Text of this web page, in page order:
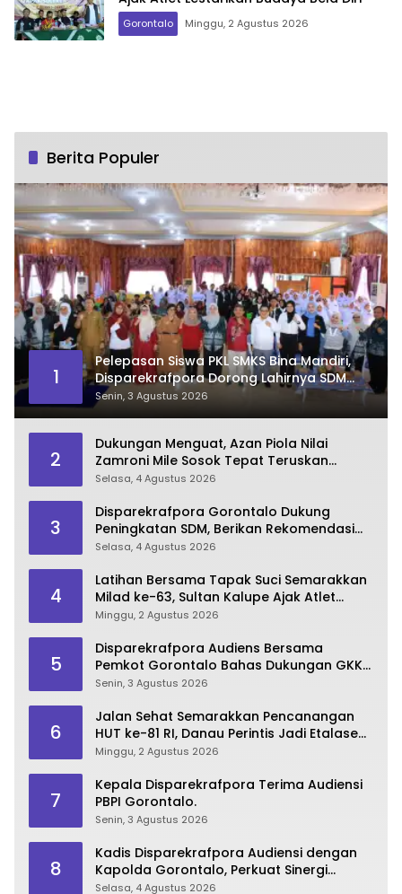
Gorontalo Minggu, 2 Agustus 2026
Berita Populer
1
Pelepasan Siswa PKL SMKS Bina Mandiri,
Disparekrafpora Dorong Lahirnya SDM
Pariwisata Unggul
Senin, 3 Agustus 2026
2
Dukungan Menguat, Azan Piola Nilai
Zamroni Mile Sosok Tepat Teruskan
Pembangunan Bone Bolango
Selasa, 4 Agustus 2026
3
Disparekrafpora Gorontalo Dukung
Peningkatan SDM, Berikan Rekomendasi
Studi S3 bagi Pegawai
Selasa, 4 Agustus 2026
4
Latihan Bersama Tapak Suci Semarakkan
Milad ke-63, Sultan Kalupe Ajak Atlet
Lestarikan Budaya Bela Diri
Minggu, 2 Agustus 2026
5
Disparekrafpora Audiens Bersama
Pemkot Gorontalo Bahas Dukungan GKK
2026
Senin, 3 Agustus 2026
6
Jalan Sehat Semarakkan Pencanangan
HUT ke-81 RI, Danau Perintis Jadi Etalase
Wisata Gorontalo
Minggu, 2 Agustus 2026
7
Kepala Disparekrafpora Terima Audiensi
PBPI Gorontalo.
Senin, 3 Agustus 2026
8
Kadis Disparekrafpora Audiensi dengan
Kapolda Gorontalo, Perkuat Sinergi
Sukseskan Gorontalo Karnaval Karawo
Selasa, 4 Agustus 2026